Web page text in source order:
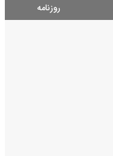
روزنامه